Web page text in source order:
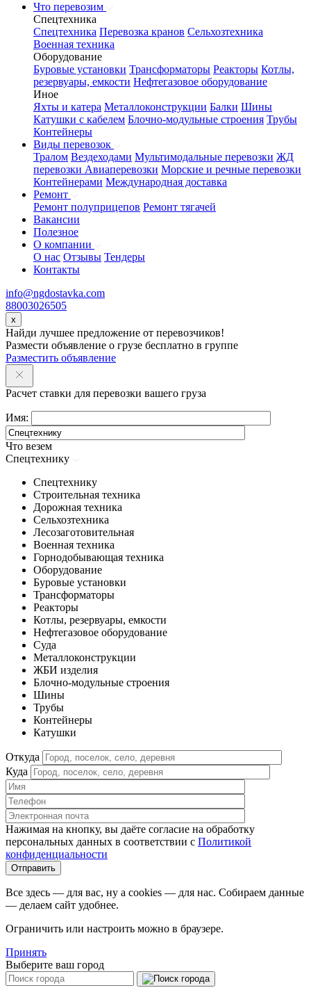
Что перевозим
Спецтехника
Спецтехника Перевозка кранов Сельхозтехника
Военная техника
Оборудование
Буровые установки Трансформаторы Реакторы Котлы,
резервуары, емкости Нефтегазовое оборудование
Иное
Яхты и катера Металлоконструкции Балки Шины
Катушки с кабелем Блочно-модульные строения Трубы
Контейнеры
Виды перевозок
Тралом Вездеходами Мультимодальные перевозки ЖД
перевозки Авиаперевозки Морские и речные перевозки
Контейнерами Международная доставка
Ремонт
Ремонт полуприцепов Ремонт тягачей
Вакансии
Полезное
О компании
О нас Отзывы Тендеры
Контакты
info@ngdostavka.com
88003026505
x
Найди лучшее предложение от перевозчиков!
Размести объявление о грузе бесплатно в группе
Разместить объявление
Расчет ставки для перевозки вашего груза
Имя:
Что везем
Спецтехнику
Спецтехнику
Строительная техника
Дорожная техника
Сельхозтехника
Лесозаготовительная
Военная техника
Горнодобывающая техника
Оборудование
Буровые установки
Трансформаторы
Реакторы
Котлы, резервуары, емкости
Нефтегазовое оборудование
Cуда
Металлоконструкции
ЖБИ изделия
Блочно-модульные строения
Шины
Трубы
Контейнеры
Катушки
Откуда
Куда
Нажимая на кнопку, вы даёте согласие на обработку
персональных данных в соответствии c Политикой
конфиденциальности
Все здесь — для вас, ну а cookies — для нас. Собираем данные
— делаем сайт удобнее.
Ограничить или настроить можно в браузере.
Принять
Выберите ваш город